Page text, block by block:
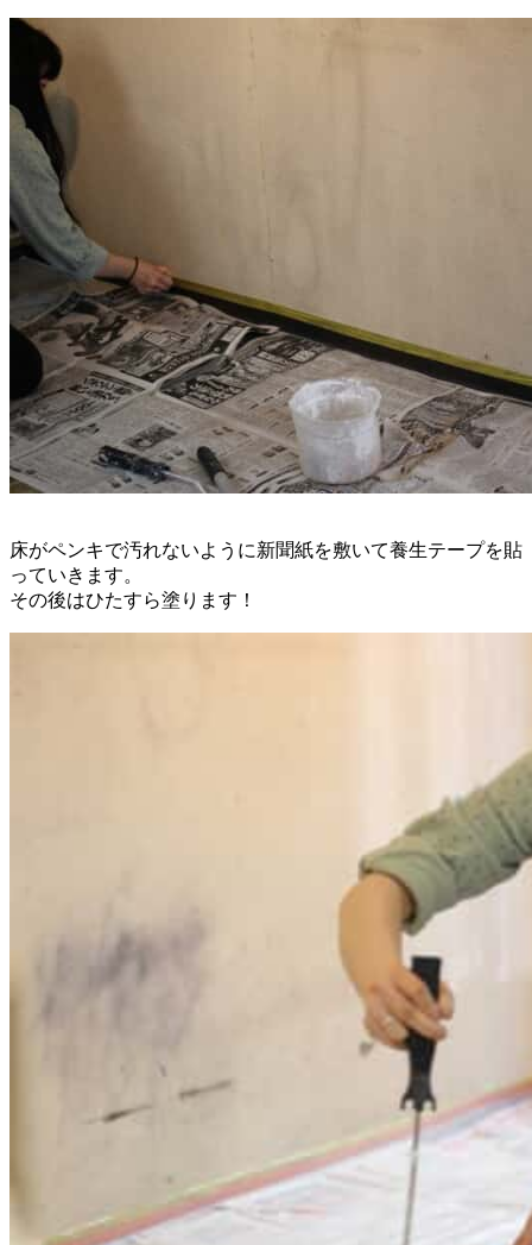
床がペンキで汚れないように新聞紙を敷いて養生テープを貼
っていきます。
その後はひたすら塗ります！